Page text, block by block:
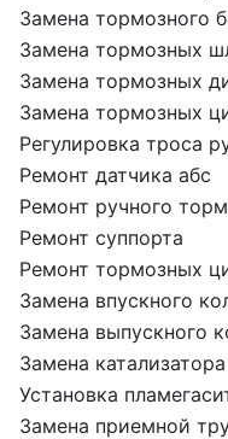
Замена тормозного
Замена тормозных
Замена тормозных
Замена тормозных
Регулировка троса
Ремонт датчика абс
Ремонт ручного
Ремонт суппорта
Ремонт тормозных
Замена впускного
Замена выпускного
Замена катализатора
Установка
Замена приемной